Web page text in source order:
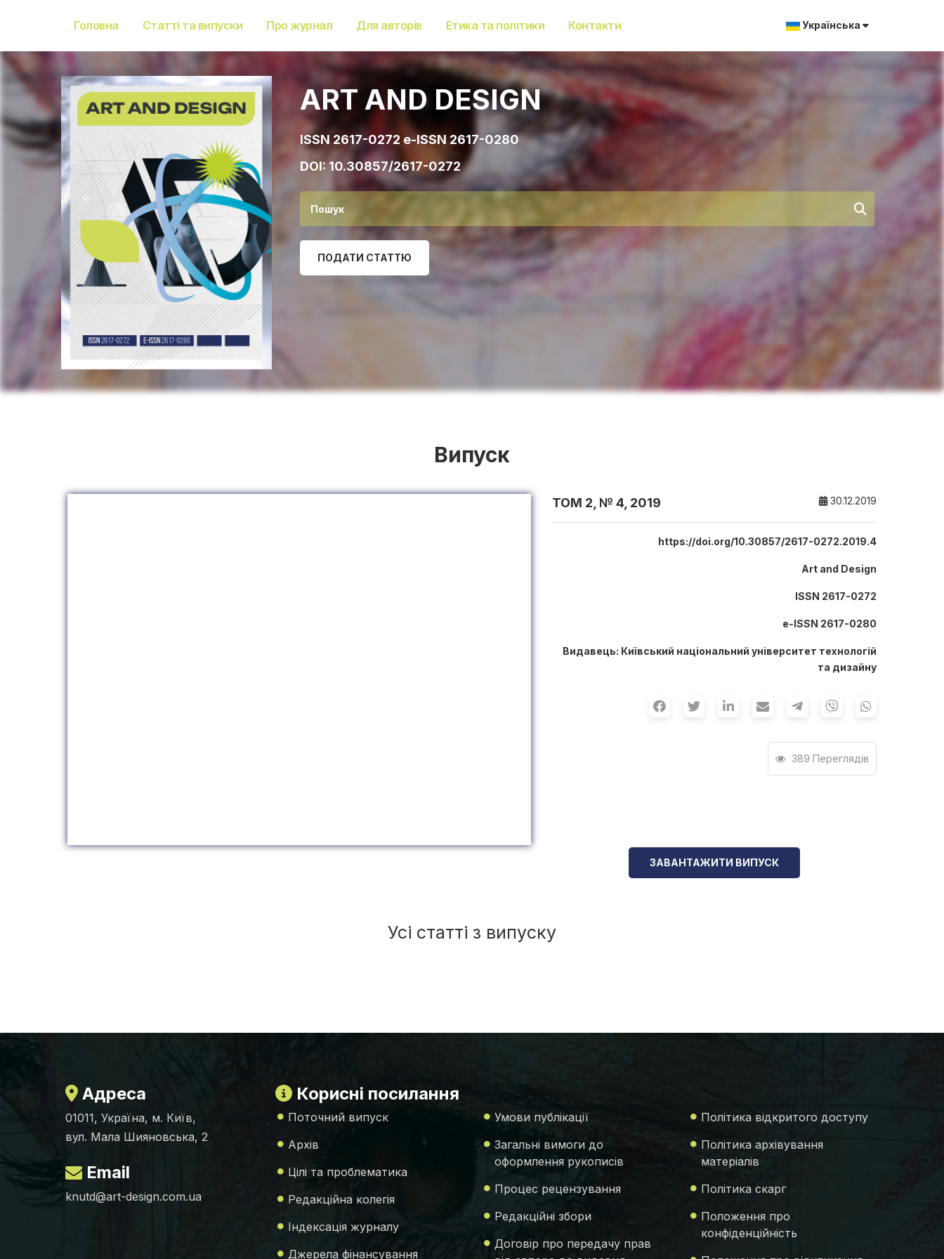
Головна Статті та випуски Про журнал Для авторів Етика та політики Контакти Українська
ART AND DESIGN
ISSN 2617-0272 e-ISSN 2617-0280
DOI:10.30857/2617-0272
ПОДАТИ СТАТТЮ
Випуск
ТОМ 2, № 4, 2019 30.12.2019
https://doi.org/10.30857/2617-0272.2019.4
Art and Design
ISSN 2617-0272
е-ISSN 2617-0280
Видавець: Київський національний університет технологій
та дизайну
389 Переглядів
ЗАВАНТАЖИТИ ВИПУСК
Усі статті з випуску
Адреса
01011, Україна, м. Київ,
вул. Мала Шияновська, 2
Email
knutd@art-design.com.ua
Корисні посилання
Поточний випуск
Архів
Цілі та проблематика
Редакційна колегія
Індексація журналу
Джерела фінансування
Умови публікації
Загальні вимоги до
оформлення рукописів
Процес рецензування
Редакційні збори
Договір про передачу прав
Політика відкритого доступу
Політика архівування
матеріалів
Політика скарг
Положення про
конфіденційність